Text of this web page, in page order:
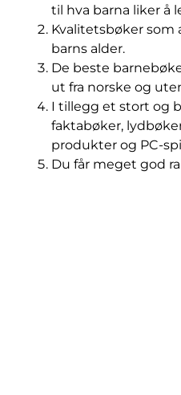
til hva barna liker å
Kvalitetsbøker
barns alder.
De beste
ut fra norske og
I tillegg et stort og
faktabøker,
produkter og PC-
Du får meget god